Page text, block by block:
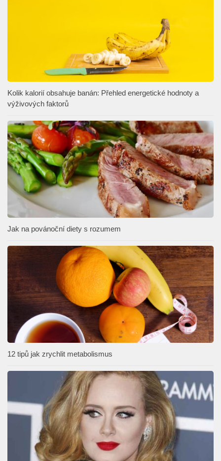
Kolik kalorií obsahuje banán: Přehled energetické hodnoty a
výživových faktorů
Jak na povánoční diety s rozumem
12 tipů jak zrychlit metabolismus